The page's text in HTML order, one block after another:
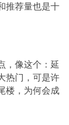
推荐量也是十
，像这个：延
热门，可是许
楼，为何会成